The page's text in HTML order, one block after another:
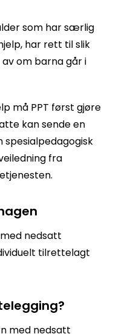
som har særlig
har rett til slik
om barna går i
må PPT først gjøre
kan sende en
spesialpedagogisk
fra
nedsatt
tilrettelagt
med nedsatt